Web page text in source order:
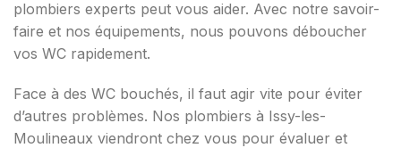
plombiers experts peut vous aider. Avec notre savoir-
faire et nos équipements, nous pouvons déboucher
vos WC rapidement.
Face à des WC bouchés, il faut agir vite pour éviter
d’autres problèmes. Nos plombiers à Issy-les-
Moulineaux viendront chez vous pour évaluer et